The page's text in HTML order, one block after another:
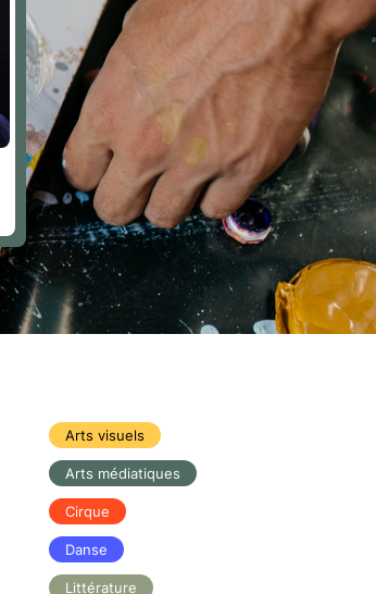
Arts visuels
Arts médiatiques
Cirque
Danse
Littérature